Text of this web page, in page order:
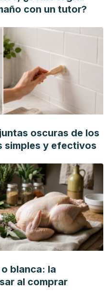
con un tutor?
oscuras de los
simples y efectivos
blanca: la
al comprar